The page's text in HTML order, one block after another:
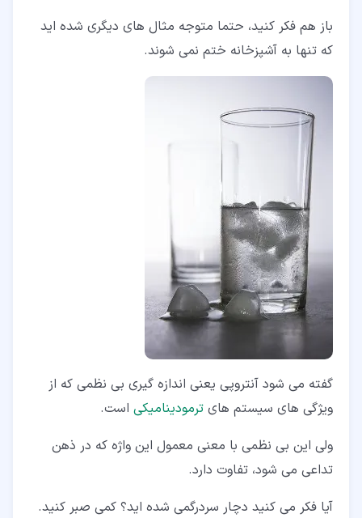
باز هم فکر کنید، حتما متوجه مثال های دیگری شده اید
که تنها به آشپزخانه ختم نمی شوند.
گفته می شود آنتروپی یعنی اندازه گیری بی نظمی که از
ویژگی های سیستم های ترمودینامیکی است.
ولی این بی نظمی با معنی معمول این واژه که در ذهن
تداعی می شود، تفاوت دارد.
آیا فکر می کنید دچار سردرگمی شده اید؟ کمی صبر کنید.